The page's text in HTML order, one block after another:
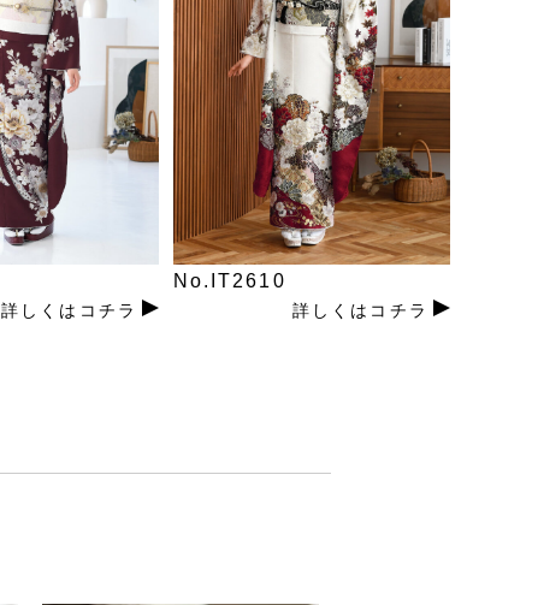
詳しくはコチラ
No.IT2610
詳しくはコチラ